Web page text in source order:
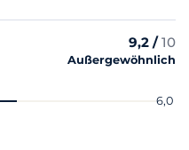
9,2 /10
Außergewöhnlich
6,0